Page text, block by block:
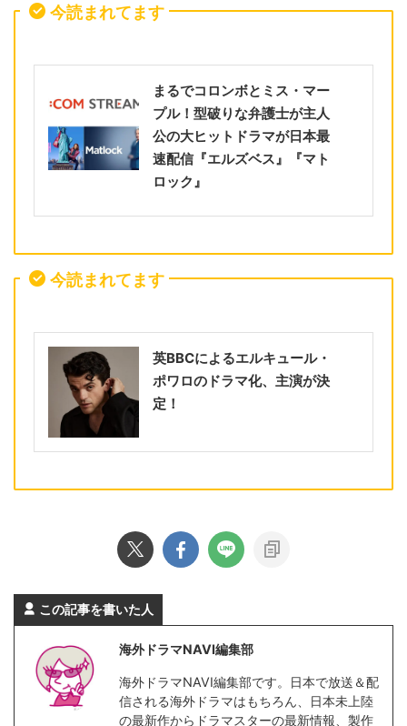
今読まれてます
まるでコロンボとミス・マー
プル！型破りな弁護士が主人
公の大ヒットドラマが日本最
速配信『エルズベス』『マト
ロック』
今読まれてます
英BBCによるエルキュール・
ポワロのドラマ化、主演が決
定！
この記事を書いた人
海外ドラマNAVI編集部
海外ドラマNAVI編集部です。日本で放送＆配
信される海外ドラマはもちろん、日本未上陸
の最新作からドラマスターの最新情報、製作